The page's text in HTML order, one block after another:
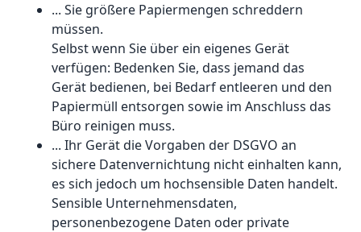
... Sie größere Papiermengen schreddern
müssen.
Selbst wenn Sie über ein eigenes Gerät
verfügen: Bedenken Sie, dass jemand das
Gerät bedienen, bei Bedarf entleeren und den
Papiermüll entsorgen sowie im Anschluss das
Büro reinigen muss.
... Ihr Gerät die Vorgaben der DSGVO an
sichere Datenvernichtung nicht einhalten kann,
es sich jedoch um hochsensible Daten handelt.
Sensible Unternehmensdaten,
personenbezogene Daten oder private